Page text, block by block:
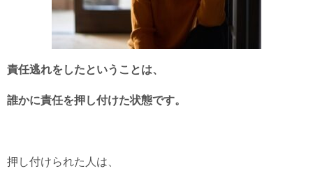
責任逃れをしたということは、
誰かに責任を押し付けた状態です。
押し付けられた人は、